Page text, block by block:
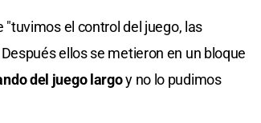
el control del juego, las
ellos se metieron en un bloque
del juego largoy no lo pudimos